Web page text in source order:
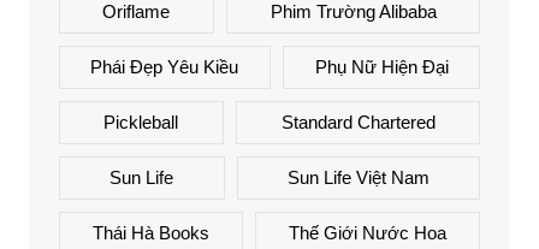
Oriflame Phim Trường Alibaba
Phái Đẹp Yêu Kiều Phụ Nữ Hiện Đại
Pickleball Standard Chartered
Sun Life Sun Life Việt Nam
Thái Hà Books Thế Giới Nước Hoa